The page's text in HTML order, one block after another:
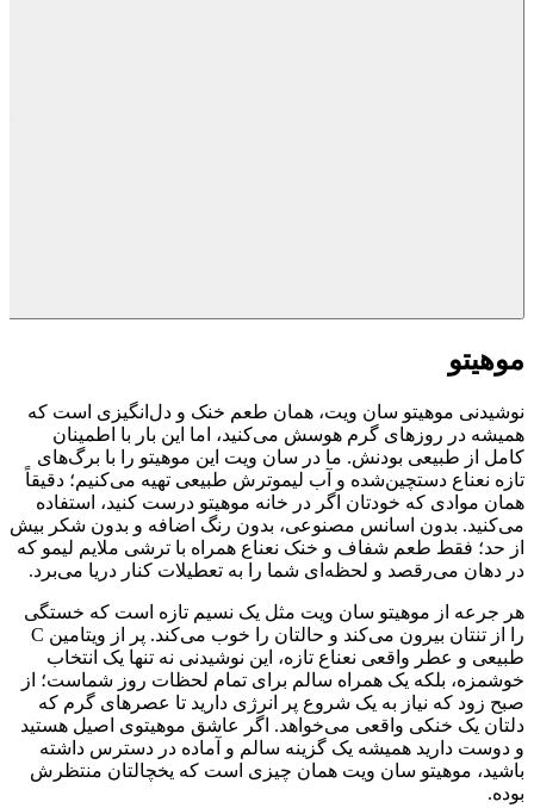
موهیتو
نوشیدنی موهیتو سان ویت، همان طعم خنک و دل‌انگیزی است که
همیشه در روزهای گرم هوسش می‌کنید، اما این بار با اطمینان
کامل از طبیعی بودنش. ما در سان ویت این موهیتو را با برگ‌های
تازه نعناع دستچین‌شده و آب لیموترش طبیعی تهیه می‌کنیم؛ دقیقاً
همان موادی که خودتان اگر در خانه موهیتو درست کنید، استفاده
می‌کنید. بدون اسانس مصنوعی، بدون رنگ اضافه و بدون شکر بیش
از حد؛ فقط طعم شفاف و خنک نعناع همراه با ترشی ملایم لیمو که
در دهان می‌رقصد و لحظه‌ای شما را به تعطیلات کنار دریا می‌برد.
هر جرعه از موهیتو سان ویت مثل یک نسیم تازه است که خستگی
را از تنتان بیرون می‌کند و حالتان را خوب می‌کند. پر از ویتامین C
طبیعی و عطر واقعی نعناع تازه، این نوشیدنی نه تنها یک انتخاب
خوشمزه، بلکه یک همراه سالم برای تمام لحظات روز شماست؛ از
صبح زود که نیاز به یک شروع پر انرژی دارید تا عصرهای گرم که
دلتان یک خنکی واقعی می‌خواهد. اگر عاشق موهیتوی اصیل هستید
و دوست دارید همیشه یک گزینه سالم و آماده در دسترس داشته
باشید، موهیتو سان ویت همان چیزی است که یخچالتان منتظرش
بوده.